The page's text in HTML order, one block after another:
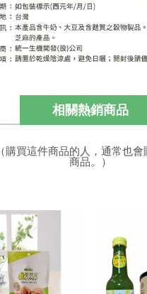
相關熱銷商品
（購買這件商品的人，通常也會
商品。）